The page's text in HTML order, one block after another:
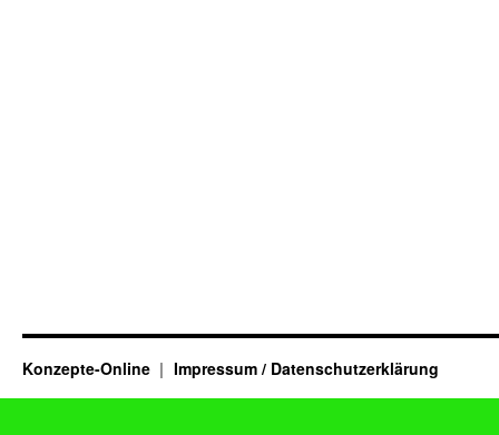
Konzepte-Online Impressum / Datenschutzerklärung